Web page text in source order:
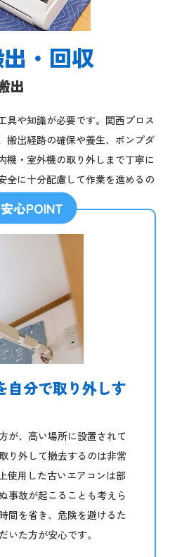
・回収
出
具や知識が必要です。関西プロス
搬出経路の確保や養生、ポンプダ
機・室外機の取り外しまで丁寧に
全に十分配慮して作業を進めるの
心POINT
自分で取り外しす
が、高い場所に設置されて
り外して撤去するのは非常
使用した古いエアコンは部
事故が起こることも考えら
間を省き、危険を避けるた
いた方が安心です。